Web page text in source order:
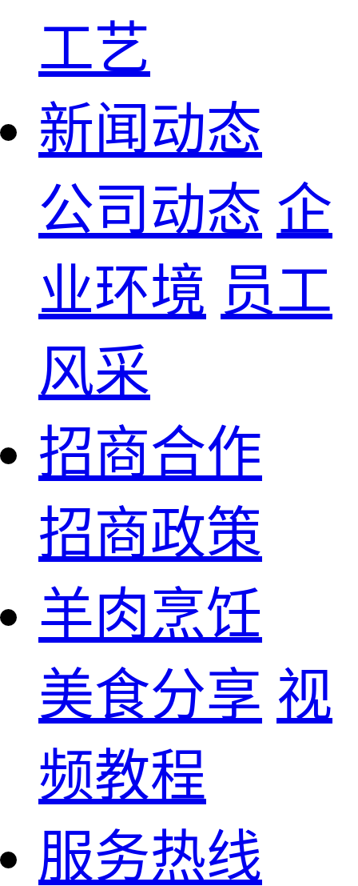
工艺
新闻动态
公司动态 企
业环境 员工
风采
招商合作
招商政策
羊肉烹饪
美食分享 视
频教程
服务热线